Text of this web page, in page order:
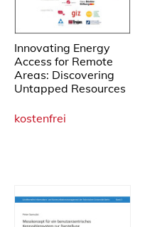
Innovating Energy
Access for Remote
Areas: Discovering
Untapped Resources
kostenfrei